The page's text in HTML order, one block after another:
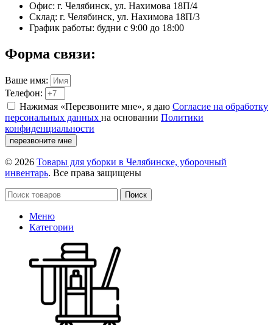
Офис: г. Челябинск, ул. Нахимова 18П/4
Склад: г. Челябинск, ул. Нахимова 18П/3
График работы: будни с 9:00 до 18:00
Форма связи:
Ваше имя:
Телефон:
Нажимая «Перезвоните мне», я даю Согласие на обработку
персональных данных на основании Политики
конфиденциальности
перезвоните мне
© 2026 Товары для уборки в Челябинске, уборочный
инвентарь. Все права защищены
Поиск
Меню
Категории